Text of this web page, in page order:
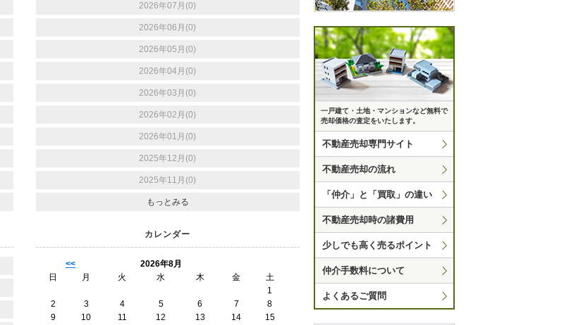
2026年07月(0)
2026年06月(0)
2026年05月(0)
2026年04月(0)
2026年03月(0)
2026年02月(0)
2026年01月(0)
2025年12月(0)
2025年11月(0)
もっとみる
カレンダー
<<
2026年8月
日
月 火 水 木 金
土
1
2
3 4 5 6 7
8
9
10 11 12 13 14
15
一戸建て・土地・マンションなど無料で
売却価格の査定をいたします。
不動産売却専門サイト
不動産売却の流れ
「仲介」と「買取」の違い
不動産売却時の諸費用
少しでも高く売るポイント
仲介手数料について
よくあるご質問